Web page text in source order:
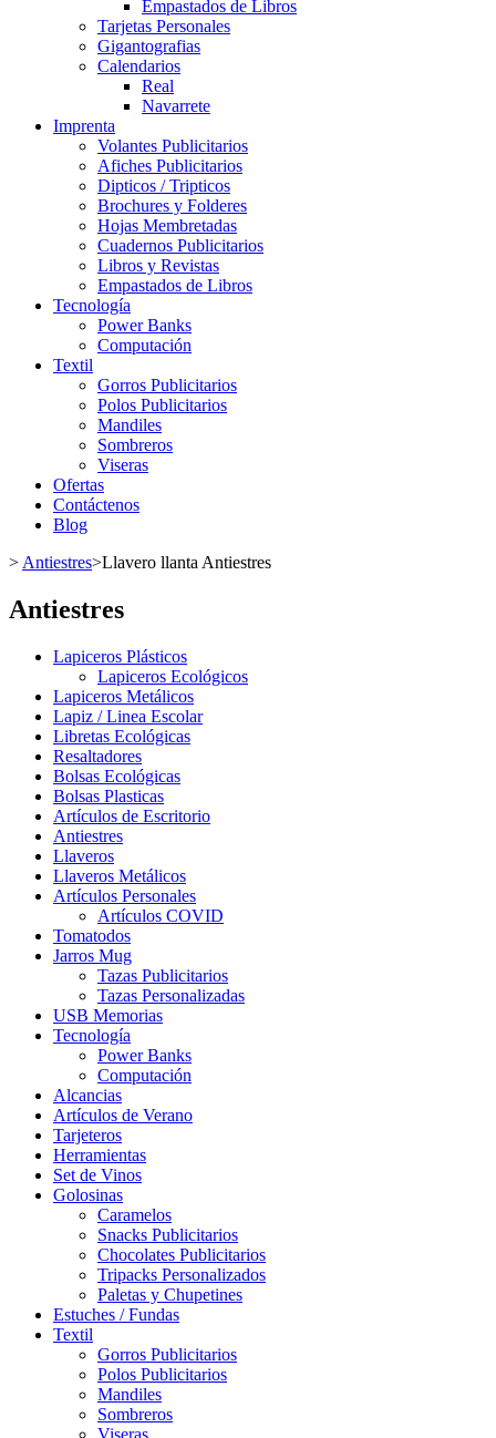
Empastados de Libros
Tarjetas Personales
Gigantografias
Calendarios
Real
Navarrete
Imprenta
Volantes Publicitarios
Afiches Publicitarios
Dipticos / Tripticos
Brochures y Folderes
Hojas Membretadas
Cuadernos Publicitarios
Libros y Revistas
Empastados de Libros
Tecnología
Power Banks
Computación
Textil
Gorros Publicitarios
Polos Publicitarios
Mandiles
Sombreros
Viseras
Ofertas
Contáctenos
Blog
> Antiestres>Llavero llanta Antiestres
Antiestres
Lapiceros Plásticos
Lapiceros Ecológicos
Lapiceros Metálicos
Lapiz / Linea Escolar
Libretas Ecológicas
Resaltadores
Bolsas Ecológicas
Bolsas Plasticas
Artículos de Escritorio
Antiestres
Llaveros
Llaveros Metálicos
Artículos Personales
Artículos COVID
Tomatodos
Jarros Mug
Tazas Publicitarios
Tazas Personalizadas
USB Memorias
Tecnología
Power Banks
Computación
Alcancias
Artículos de Verano
Tarjeteros
Herramientas
Set de Vinos
Golosinas
Caramelos
Snacks Publicitarios
Chocolates Publicitarios
Tripacks Personalizados
Paletas y Chupetines
Estuches / Fundas
Textil
Gorros Publicitarios
Polos Publicitarios
Mandiles
Sombreros
Viseras